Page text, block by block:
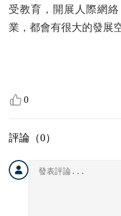
受教育，開展人際網
業，都會有很大的發展
0
評論（0）